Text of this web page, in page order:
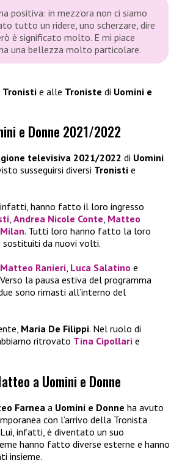
positiva: in mezz’ora non ci siamo
tutto un ridere, uno scherzare, dire
è significato molto. E mi piace
una bellezza molto particolare.
Tronisti e alle Troniste di Uomini e
e Donne 2021/2022
televisiva 2021/2022 di Uomini
susseguirsi diversi Tronisti e
hanno fatto il loro ingresso
, Andrea Nicole Conte, Matteo
. Tutti loro hanno fatto la loro
sostituiti da nuovi volti.
Matteo Ranieri, Luca Salatino e
la pausa estiva del programma
sono rimasti all’interno del
Maria De Filippi. Nel ruolo di
ritrovato Tina Cipollari e
a Uomini e Donne
Farnea a Uomini e Donne ha avuto
con l’arrivo della Tronista
Lui, infatti, è diventato un suo
hanno fatto diverse esterne e hanno
insieme.